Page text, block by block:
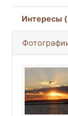
Интересы